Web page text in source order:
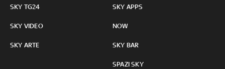
SKY TG24
SKY VIDEO
SKY ARTE
SKY APPS
NOW
SKY BAR
SPAZI SKY